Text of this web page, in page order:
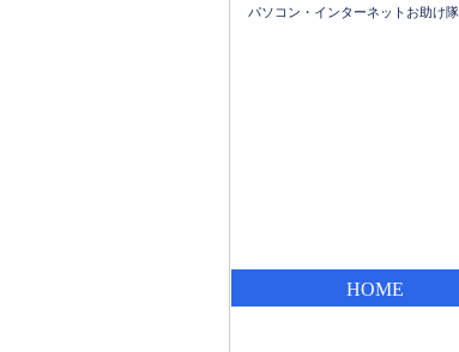
パソコン・インターネットお助け隊
HOME